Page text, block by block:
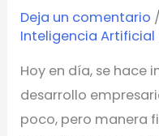
Deja un comentario /
Inteligencia Artificial
Hoy en día, se hace
desarrollo
poco, pero manera
la
Inteligencia
Artificial
en
la